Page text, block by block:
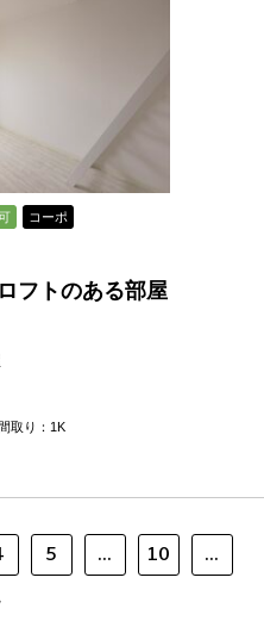
コーポ
フトのある部屋
取り：1K
5 ... 10
...